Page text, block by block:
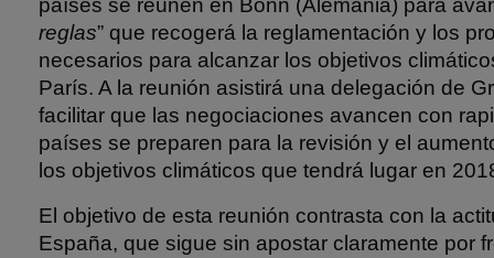
países se reúnen en Bonn (Alemania) para
reglas” que recogerá la reglamentación y los
necesarios para alcanzar los objetivos
París. A la reunión asistirá una delegación de
facilitar que las negociaciones avancen con
países se preparen para la revisión y el
los objetivos climáticos que tendrá lugar en
El objetivo de esta reunión contrasta con la
España, que sigue sin apostar claramente por